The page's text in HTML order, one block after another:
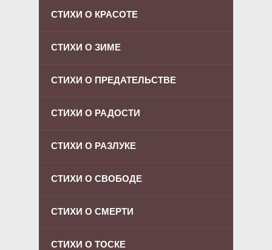
СТИХИ О КРАСОТЕ
СТИХИ О ЗИМЕ
СТИХИ О ПРЕДАТЕЛЬСТВЕ
СТИХИ О РАДОСТИ
СТИХИ О РАЗЛУКЕ
СТИХИ О СВОБОДЕ
СТИХИ О СМЕРТИ
СТИХИ О ТОСКЕ